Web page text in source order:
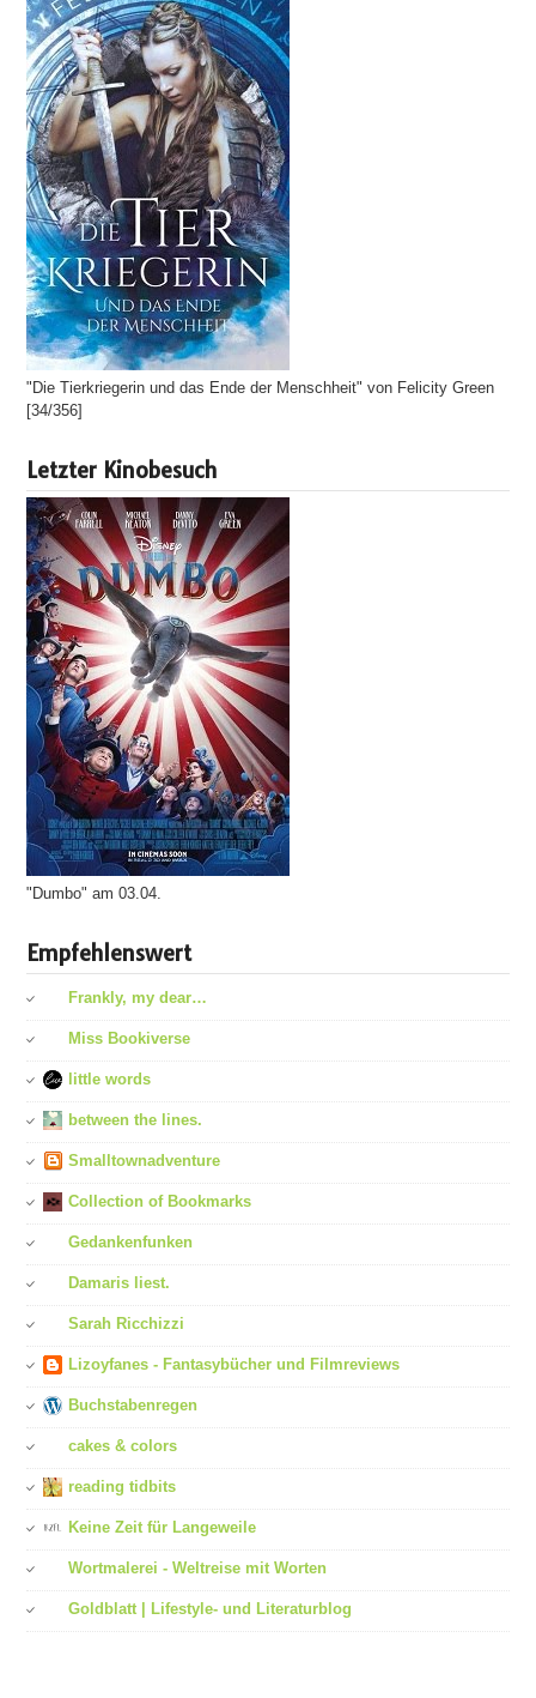
"Die Tierkriegerin und das Ende der Menschheit" von Felicity Green
[34/356]
Letzter Kinobesuch
"Dumbo" am 03.04.
Empfehlenswert
Frankly, my dear…
Miss Bookiverse
little words
between the lines.
Smalltownadventure
Collection of Bookmarks
Gedankenfunken
Damaris liest.
Sarah Ricchizzi
Lizoyfanes - Fantasybücher und Filmreviews
Buchstabenregen
cakes & colors
reading tidbits
Keine Zeit für Langeweile
Wortmalerei - Weltreise mit Worten
Goldblatt | Lifestyle- und Literaturblog